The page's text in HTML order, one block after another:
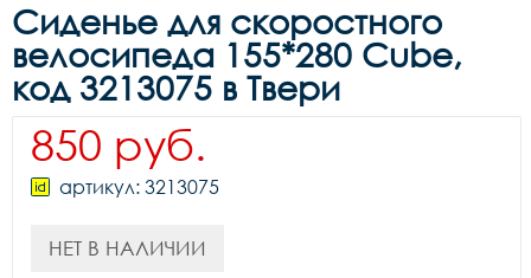
Сиденье для скоростного
велосипеда 155*280 Cube,
код 3213075 в Твери
850 руб.
артикул: 3213075
НЕТ В НАЛИЧИИ